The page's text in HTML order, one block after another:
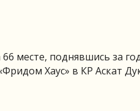
месте, поднявшись за
Хаус» в КР Аскат